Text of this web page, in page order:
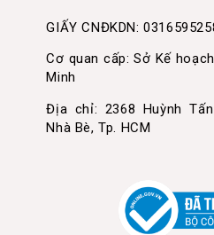
GIẤY CNĐKDN:
Cơ quan cấp: Sở Kế
Minh
Địa chỉ: 2368 Huỳnh
Nhà Bè, Tp. HCM